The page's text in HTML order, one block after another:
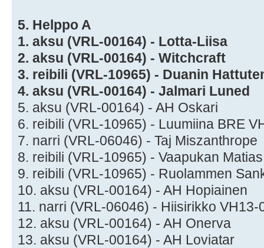
5. Helppo A
1. aksu (VRL-00164) - Lotta-Liisa
2. aksu (VRL-00164) - Witchcraft
3. reibili (VRL-10965) - Duanin
4. aksu (VRL-00164) - Jalmari Luned
5. aksu (VRL-00164) - AH Oskari
6. reibili (VRL-10965) - Luumiina BRE
7. narri (VRL-06046) - Taj Miszanthrope
8. reibili (VRL-10965) - Vaapukan Matias
9. reibili (VRL-10965) - Ruolammen
10. aksu (VRL-00164) - AH Hopiainen
11. narri (VRL-06046) - Hiisirikko VH13-
12. aksu (VRL-00164) - AH Onerva
13. aksu (VRL-00164) - AH Loviatar